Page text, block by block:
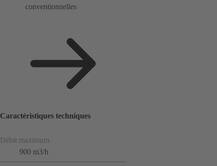
conventionnelles
Caractéristiques techniques
Débit maximum
900 m3/h